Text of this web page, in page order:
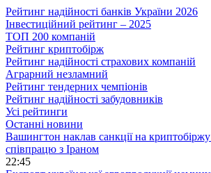
Рейтинг надійності банків України 2026
Інвестиційний рейтинг – 2025
ТОП 200 компаній
Рейтинг криптобірж
Рейтинг надійності страхових компаній
Аграрний незламний
Рейтинг тендерних чемпіонів
Рейтинг надійності забудовників
Усі рейтинги
Останні новини
Вашингтон наклав санкції на криптобіржу
співпрацю з Іраном
22:45